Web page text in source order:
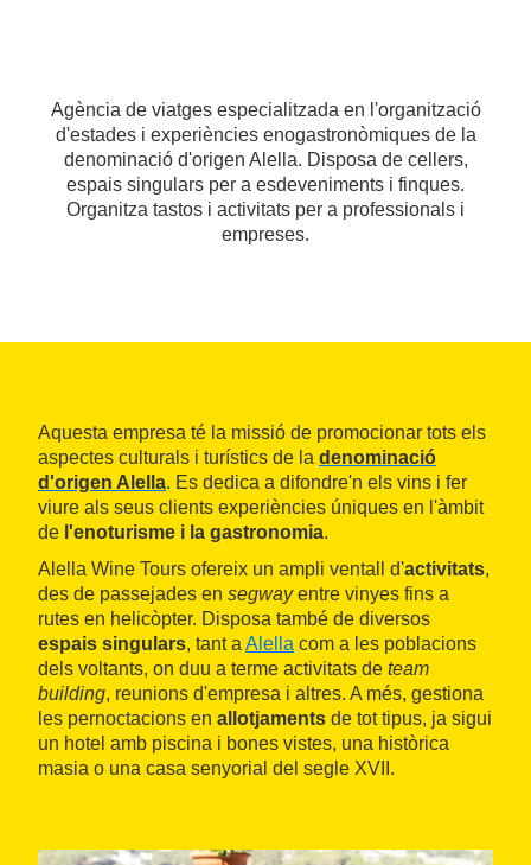
Agència de viatges especialitzada en l'organització
d'estades i experiències enogastronòmiques de la
denominació d'origen Alella. Disposa de cellers,
espais singulars per a esdeveniments i finques.
Organitza tastos i activitats per a professionals i
empreses.
Aquesta empresa té la missió de promocionar tots els
aspectes culturals i turístics de la denominació
d'origen Alella. Es dedica a difondre'n els vins i fer
viure als seus clients experiències úniques en l'àmbit
de l'enoturisme i la gastronomia.
Alella Wine Tours ofereix un ampli ventall d'activitats,
des de passejades en segwayentre vinyes fins a
rutes en helicòpter. Disposa també de diversos
espais singulars, tant a Alella com a les poblacions
dels voltants, on duu a terme activitats de team
building, reunions d'empresa i altres. A més, gestiona
les pernoctacions en allotjaments de tot tipus, ja sigui
un hotel amb piscina i bones vistes, una històrica
masia o una casa senyorial del segle XVII.